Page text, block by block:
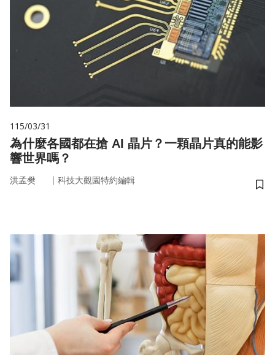
115/03/31
為什麼各國都在搶 AI 晶片？一顆晶片真的能影
響世界嗎？
洪孟樊 ｜ 科技大觀園特約編輯
儲